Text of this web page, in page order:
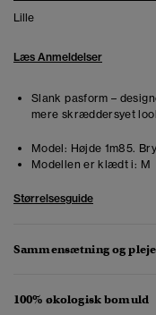
Lille
Læs Anmeldelser
Slank pasform –
mere skræddersyet
Model: Højde 1m85.
Modellen er klædt i: M
Størrelsesguide
Sammensætning og pleje
100% økologisk bomuld